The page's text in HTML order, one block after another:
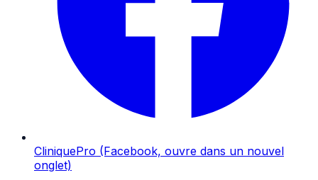
CliniquePro (Facebook, ouvre dans un nouvel
onglet)